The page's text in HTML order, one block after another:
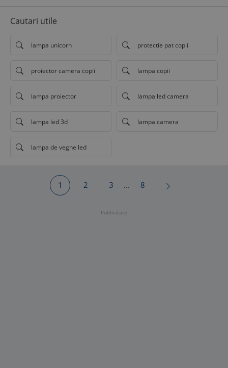
Cautari utile
lampa unicorn protectie pat copii
proiector camera copii lampa copii
lampa proiector lampa led camera
lampa led 3d lampa camera
lampa de veghe led
1 2 3 ... 8
Publicitate